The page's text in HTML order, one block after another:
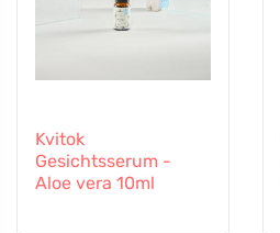
Kvitok
Gesichtsserum -
Aloe vera 10ml